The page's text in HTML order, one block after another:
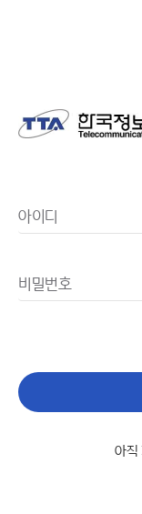
한국정보통신
아이디
비밀번호
아직